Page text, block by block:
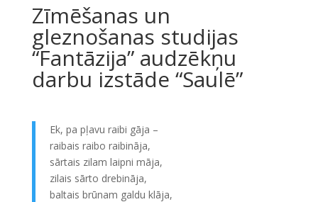
Zīmēšanas un
gleznošanas studijas
“Fantāzija” audzēkņu
darbu izstāde “Saulē”
Ek, pa pļavu raibi gāja –
raibais raibo raibināja,
sārtais zilam laipni māja,
zilais sārto drebināja,
baltais brūnam galdu klāja,